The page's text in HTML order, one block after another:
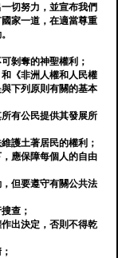
切努力，並宣布我們
家一道，在適當尊重
剝奪的神聖權利；
《非洲人權和人民權
下列原則有關的基本
有公民提供其發展所
護土著居民的權利；
應保障每個人的自由
但要遵守有關公共法
查；
出決定，否則不得乾